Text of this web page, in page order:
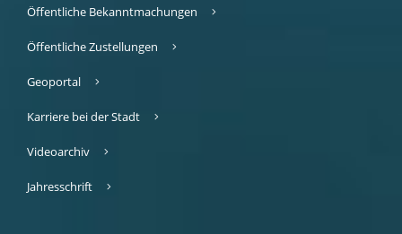
Öffentliche Bekanntmachungen
Öffentliche Zustellungen
Geoportal
Karriere bei der Stadt
Videoarchiv
Jahresschrift